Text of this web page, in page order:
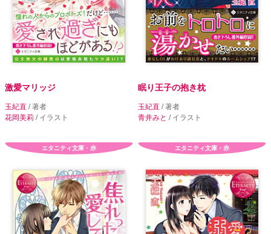
激愛マリッジ
玉紀直 / 著者
花岡美莉 / イラスト
眠り王子の抱き枕
玉紀直 / 著者
青井みと / イラスト
エタニティ文庫・赤 エタニティ文庫・赤